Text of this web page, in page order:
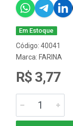
Em Estoque
Código: 40041
Marca: FARINA
R$ 3,77